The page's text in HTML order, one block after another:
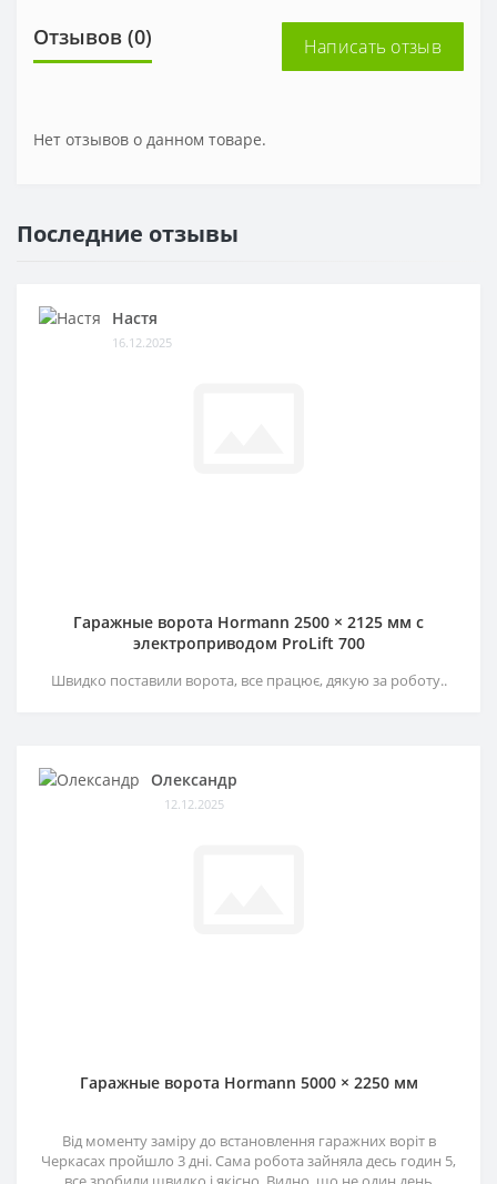
Отзывов (0) Написать отзыв
Нет отзывов о данном товаре.
Последние отзывы
Настя
16.12.2025
Гаражные ворота Hormann 2500 × 2125 мм c
электроприводом ProLift 700
Швидко поставили ворота, все працює, дякую за роботу..
Олександр
12.12.2025
Гаражные ворота Hormann 5000 × 2250 мм
Від моменту заміру до встановлення гаражних воріт в
Черкасах пройшло 3 дні. Сама робота зайняла десь годин 5,